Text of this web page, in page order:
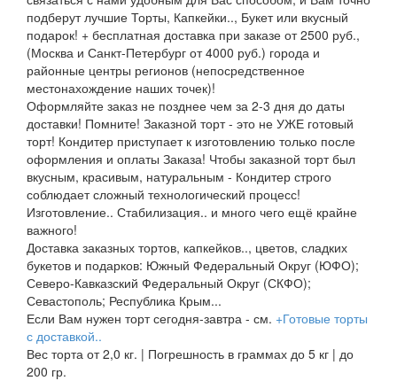
подберут лучшие Торты, Капкейки.., Букет или вкусный
подарок! + бесплатная доставка при заказе от 2500 руб.,
(Москва и Санкт-Петербург от 4000 руб.) города и
районные центры регионов (непосредственное
местонахождение наших точек)!
Оформляйте заказ не позднее чем за 2-3 дня до даты
доставки! Помните! Заказной торт - это не УЖЕ готовый
торт! Кондитер приступает к изготовлению только после
оформления и оплаты Заказа! Чтобы заказной торт был
вкусным, красивым, натуральным - Кондитер строго
соблюдает сложный технологический процесс!
Изготовление.. Стабилизация.. и много чего ещё крайне
важного!
Доставка заказных тортов, капкейков.., цветов, сладких
букетов и подарков: Южный Федеральный Округ (ЮФО);
Северо-Кавказский Федеральный Округ (СКФО);
Севастополь; Республика Крым...
Если Вам нужен торт сегодня-завтра - см. +Готовые торты
с доставкой..
Вес торта от 2,0 кг. | Погрешность в граммах до 5 кг | до
200 гр.